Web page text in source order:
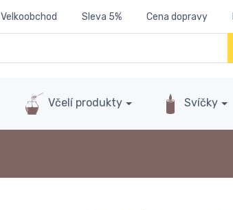
Velkoobchod Sleva 5% Cena dopravy
Včelí produkty Svíčky